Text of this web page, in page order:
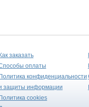
Как заказать
оплаты
Политика конфиденциальности
защиты информации
Политика cookies